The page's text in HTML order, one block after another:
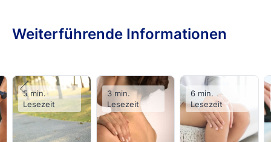
Weiterführende Informationen
5 min.
Lesezeit
3 min.
Lesezeit
6 min.
Lesezeit